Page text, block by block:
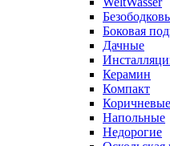
Боковая
Дачные
Керамин
Компакт
Коричневые
Напольные
Недорогие